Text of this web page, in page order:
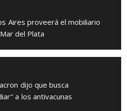
Aires proveerá el mobiliario
del Plata
dijo que busca
a los antivacunas